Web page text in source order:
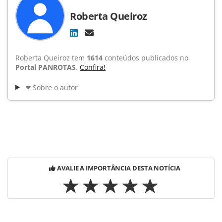
Roberta Queiroz
Roberta Queiroz tem 1614 conteúdos publicados no
Portal PANROTAS. Confira!
Sobre o autor
AVALIE A IMPORTÂNCIA DESTA NOTÍCIA